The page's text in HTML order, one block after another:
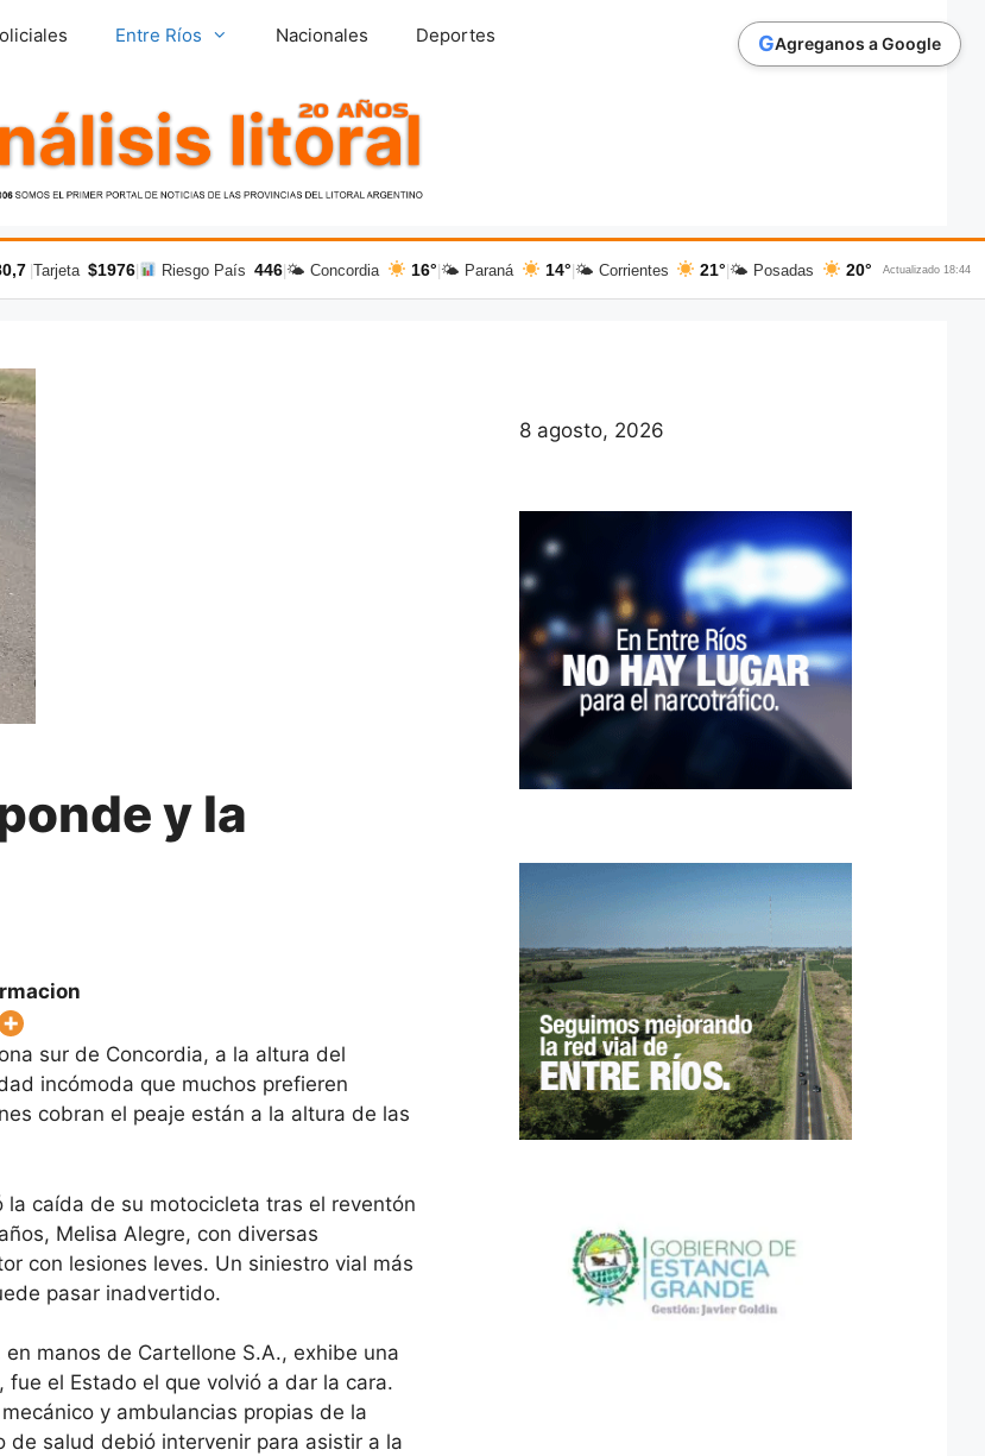
GAgreganos a Google
Entre Ríos Nacionales Deportes
|Tarjeta $1976| Riesgo País 446|🌤 Concordia 16°|🌤 Paraná 14°|🌤 Corrientes 21°|🌤 Posadas 20° Actualizado 18:44
y la
sur de Concordia, a la altura del
incómoda que muchos prefieren
cobran el peaje están a la altura de las
caída de su motocicleta tras el reventón
Melisa Alegre, con diversas
con lesiones leves. Un siniestro vial más
pasar inadvertido.
manos de Cartellone S.A., exhibe una
el Estado el que volvió a dar la cara.
y ambulancias propias de la
de salud debió intervenir para asistir a la
8 agosto, 2026